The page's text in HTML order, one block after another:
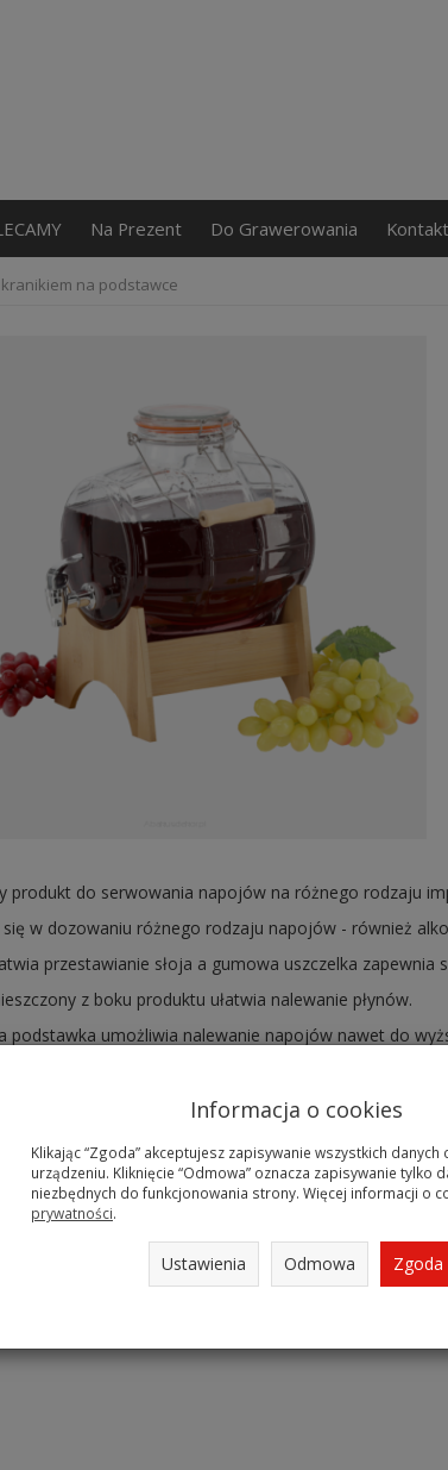
Na Prezent Do Grawerowania Kontakt
kranikiem na podstawce
produkt do serwowania napojów na różnego rodzaju
się w dozowaniu różnego rodzaju napojów - również
przestawianie słoja a gumowa uszczelka zapewnia
z boku produktu ułatwia nalewanie płynów.
podstawka umożliwia nalewanie napojów nawet do
czyni z niego doskonały pomysł na prezent.
ogólne:
- 16,5 cm,
cm
(z kranikiem) - 26 cm,
na podstawce - 32,5 cm,
- 5 litrów.
Informacja o cookies
Klikając “Zgoda” akceptujesz zapisywanie wszystkich danych
urządzeniu. Kliknięcie “Odmowa” oznacza zapisywanie tylko
niezbędnych do funkcjonowania strony. Więcej informacji o
prywatności.
Ustawienia Odmowa Zgoda